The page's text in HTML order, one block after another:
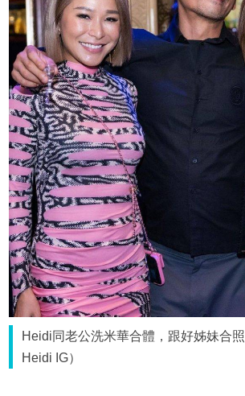
Heidi同老公洗米華合體，跟好姊妹合
Heidi IG）